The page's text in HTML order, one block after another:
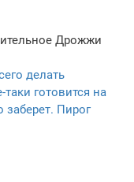
Дрожжи
делать
готовится на
заберет. Пирог